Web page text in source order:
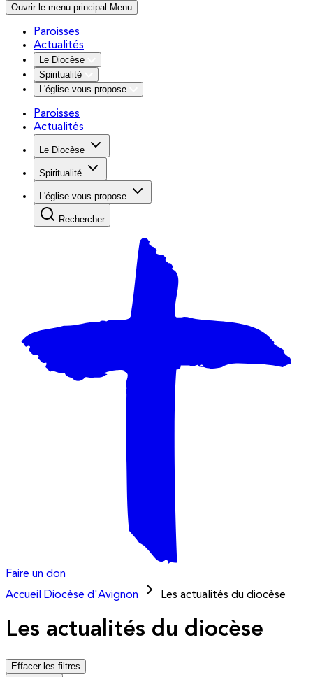
Ouvrir le menu principal Menu
Paroisses
Actualités
Le Diocèse
Spiritualité
L'église vous propose
Paroisses
Actualités
Le Diocèse
Spiritualité
L'église vous propose
Rechercher
Faire un don
Accueil
Diocèse d'Avignon Les actualités du diocèse
Les actualités du diocèse
Effacer les filtres